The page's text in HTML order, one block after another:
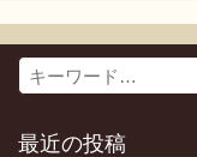
Search
最近の投稿